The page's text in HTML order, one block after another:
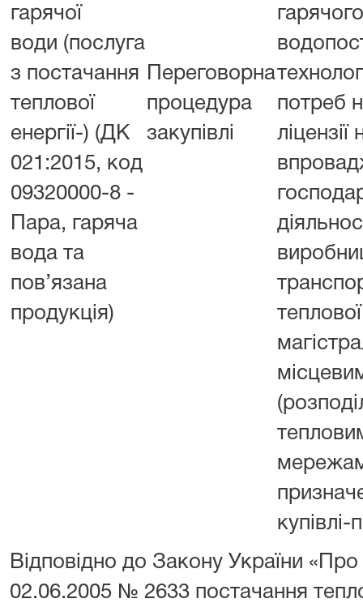
гарячої
води (послуга
з постачання
теплової
енергії-) (ДК
021:2015, код
09320000-8 -
Пара, гаряча
вода та
пов’язана
продукція)
Переговорна
процедура
закупівлі
гарячого
потреб
ліцензії
теплової
Відповідно до Закону України
02.06.2005 № 2633 постачання